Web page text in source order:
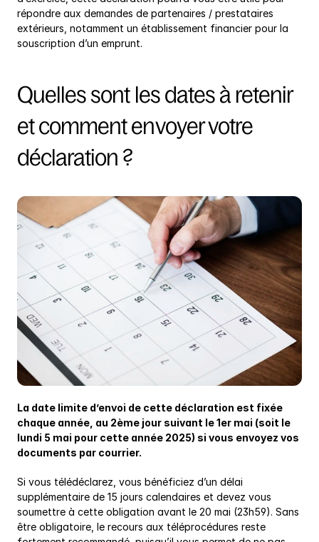
répondre aux demandes de partenaires / prestataires
extérieurs, notamment un établissement financier pour la
souscription d’un emprunt.
Quelles sont les dates à retenir
et comment envoyer votre
déclaration ?
La date limite d’envoi de cette déclaration est fixée
chaque année, au 2ème jour suivant le 1er mai (soit le
lundi 5 mai pour cette année 2025) si vous envoyez vos
documents par courrier.
Si vous télédéclarez, vous bénéficiez d’un délai
supplémentaire de 15 jours calendaires et devez vous
soumettre à cette obligation avant le 20 mai (23h59). Sans
être obligatoire, le recours aux téléprocédures reste